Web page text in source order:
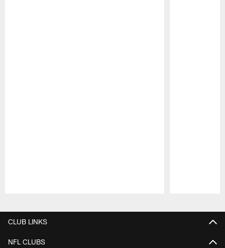
CLUB LINKS
NFL CLUBS